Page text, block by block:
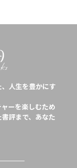
人生を豊かにす
ーを楽しむため
評まで、あなた